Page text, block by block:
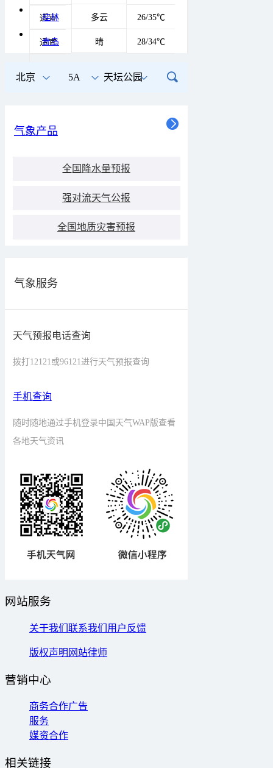
适宜
桂林 多云 26/35℃
适宜
青岛 晴 28/34℃
北京 5A 天坛公园
气象产品
全国降水量预报
强对流天气公报
全国地质灾害预报
气象服务
天气预报电话查询
拨打12121或96121进行天气预报查询
手机查询
随时随地通过手机登录中国天气WAP版查看
各地天气资讯
网站服务
关于我们 联系我们 用户反馈
版权声明 网站律师
营销中心
商务合作广告
服务
媒资合作
相关链接